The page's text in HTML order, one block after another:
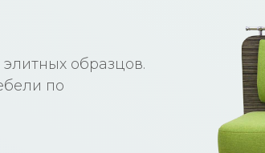
образцов.
по